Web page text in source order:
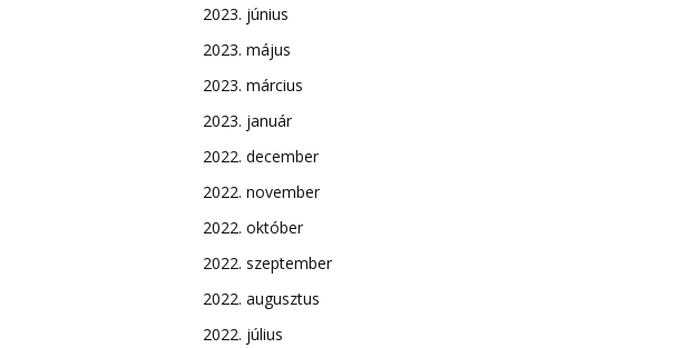
2023. június
2023. május
2023. március
2023. január
2022. december
2022. november
2022. október
2022. szeptember
2022. augusztus
2022. július